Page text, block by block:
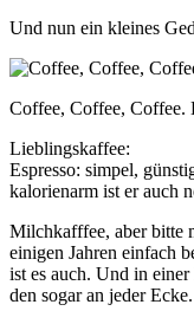
Und nun ein kleines
Coffee, Coffee, Coffee.
Lieblingskaffee:
Espresso: simpel,
kalorienarm ist er auch
Milchkafffee, aber bitte
einigen Jahren einfach
ist es auch. Und in
den sogar an jeder